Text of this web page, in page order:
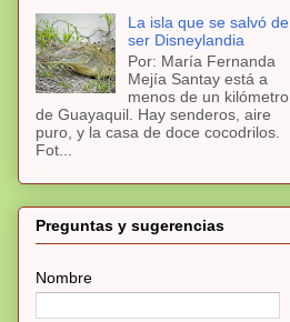
La isla que se salvó de
ser Disneylandia
Por: María Fernanda
Mejía Santay está a
menos de un kilómetro
de Guayaquil. Hay senderos, aire
puro, y la casa de doce cocodrilos.
Fot...
Preguntas y sugerencias
Nombre